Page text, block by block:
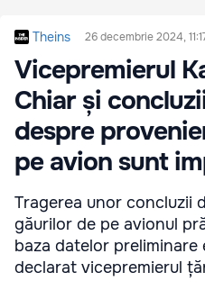
Theins 26 decembrie 2024,
Vicepremierul
Chiar și
despre
pe avion sunt
Tragerea unor concluzii
găurilor de pe avionul
baza datelor preliminare
declarat vicepremierul